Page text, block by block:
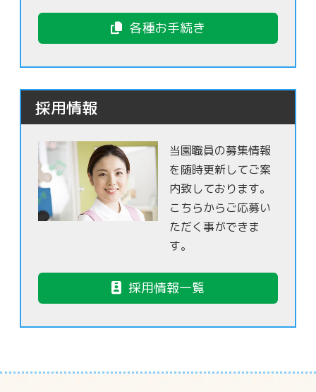
各種お手続き
採用情報
当園職員の募集情報
を随時更新してご案
内致しております。
こちらからご応募い
ただく事ができま
す。
採用情報一覧